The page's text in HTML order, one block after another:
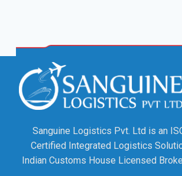
Sanguine Logistics Pvt. Ltd is an
Certified Integrated Logistics
Indian Customs House Licensed